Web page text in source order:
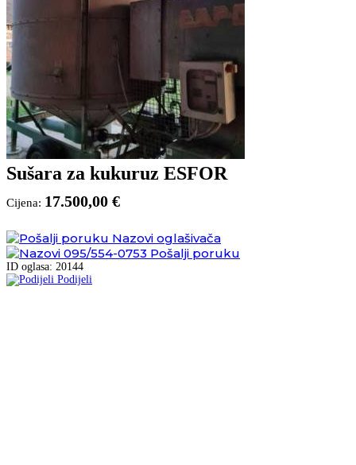
Sušara za kukuruz ESFOR
Cijena: 17.500,00 €
Nazovi oglašivača
095/554-0753 Pošalji poruku
ID oglasa: 20144
Podijeli